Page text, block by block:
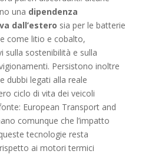
una dipendenza
dall’estero sia per le batterie
come litio e cobalto,
sulla sostenibilità e sulla
Persistono inoltre
e dubbi legati alla reale
ciclo di vita dei veicoli
European Transport and
comunque che l’impatto
tecnologie resta
ai motori termici